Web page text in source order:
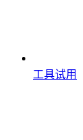
工具试用